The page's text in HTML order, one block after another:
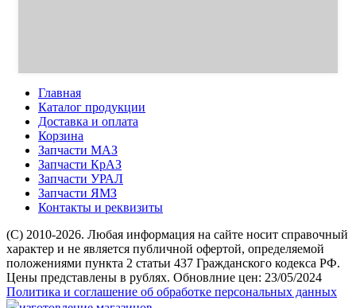
Главная
Каталог продукции
Доставка и оплата
Корзина
Запчасти МАЗ
Запчасти КрАЗ
Запчасти УРАЛ
Запчасти ЯМЗ
Контакты и реквизиты
(C) 2010-2026. Любая информация на сайте носит справочный
характер и не является публичной офертой, определяемой
положениями пункта 2 статьи 437 Гражданского кодекса РФ.
Цены представлены в рублях. Обновлние цен: 23/05/2024
Политика и соглашение об обработке персональных данных